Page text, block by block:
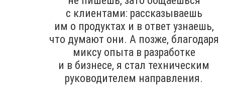
с клиентами: рассказываешь
им о продуктах и в ответ узнаешь,
что думают они. А позже, благодаря
миксу опыта в разработке
и в бизнесе, я стал техническим
руководителем направления.